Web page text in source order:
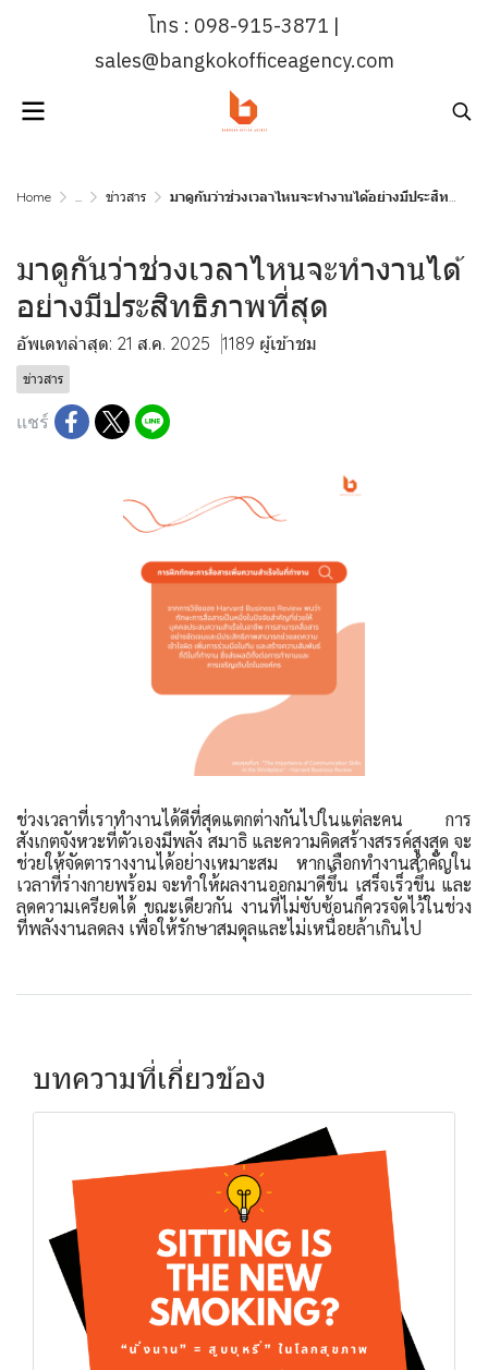
โทร : 098-915-3871 |
sales@bangkokofficeagency.com
Home ... ข่าวสาร มาดูกันว่าช่วงเวลาไหนจะทำงานได้อย่างมีประสิทธิภาพที่สุด
มาดูกันว่าช่วงเวลาไหนจะทำงานได้
อย่างมีประสิทธิภาพที่สุด
อัพเดทล่าสุด: 21 ส.ค. 2025 1189 ผู้เข้าชม
ข่าวสาร
แชร์
ช่วงเวลาที่เราทำงานได้ดีที่สุดแตกต่างกันไปในแต่ละคน การ
สังเกตจังหวะที่ตัวเองมีพลัง สมาธิ และความคิดสร้างสรรค์สูงสุด จะ
ช่วยให้จัดตารางงานได้อย่างเหมาะสม หากเลือกทำงานสำคัญใน
เวลาที่ร่างกายพร้อม จะทำให้ผลงานออกมาดีขึ้น เสร็จเร็วขึ้น และ
ลดความเครียดได้ ขณะเดียวกัน งานที่ไม่ซับซ้อนก็ควรจัดไว้ในช่วง
ที่พลังงานลดลง เพื่อให้รักษาสมดุลและไม่เหนื่อยล้าเกินไป
บทความที่เกี่ยวข้อง